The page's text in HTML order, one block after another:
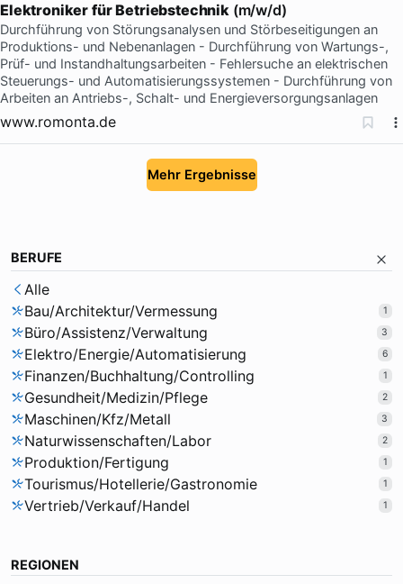
Elektroniker fürBetriebstechnik (m/w/d)
Durchführung von Störungsanalysen und Störbeseitigungen an
Produktions- und Nebenanlagen - Durchführung von Wartungs-,
Prüf- und Instandhaltungsarbeiten - Fehlersuche an elektrischen
Steuerungs- und Automatisierungssystemen - Durchführung von
Arbeiten an Antriebs-, Schalt- und Energieversorgungsanlagen
www.romonta.de
Mehr Ergebnisse
BERUFE
Alle
Bau/Architektur/Vermessung
1
Büro/Assistenz/Verwaltung 3
Elektro/Energie/Automatisierung 6
Finanzen/Buchhaltung/Controlling 1
Gesundheit/Medizin/Pflege 2
Maschinen/Kfz/Metall 3
Naturwissenschaften/Labor 2
Produktion/Fertigung 1
Tourismus/Hotellerie/Gastronomie 1
Vertrieb/Verkauf/Handel 1
REGIONEN